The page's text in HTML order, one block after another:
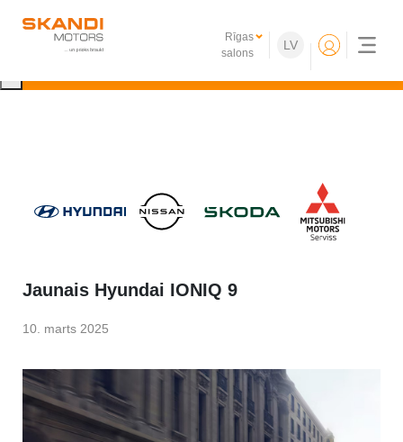
Rīgas
salons
LV
Uzzini vairāk
Jaunais Hyundai IONIQ 9
10. marts 2025